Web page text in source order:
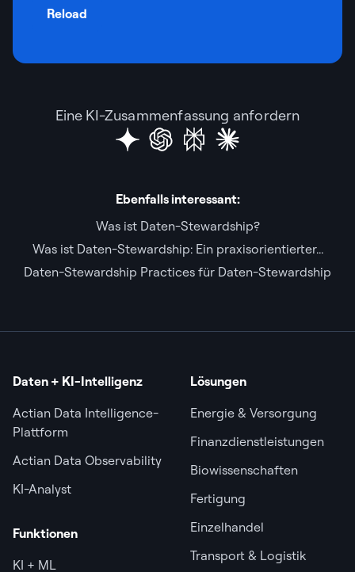
Reload
Eine KI-Zusammenfassung anfordern
Ebenfalls interessant:
Was ist Daten-Stewardship?
Was ist Daten-Stewardship: Ein praxisorientierter...
Daten-Stewardship Practices für Daten-Stewardship
Daten + KI-Intelligenz
Actian Data Intelligence-
Plattform
Actian Data Observability
KI-Analyst
Funktionen
KI + ML
Lösungen
Energie & Versorgung
Finanzdienstleistungen
Biowissenschaften
Fertigung
Einzelhandel
Transport & Logistik